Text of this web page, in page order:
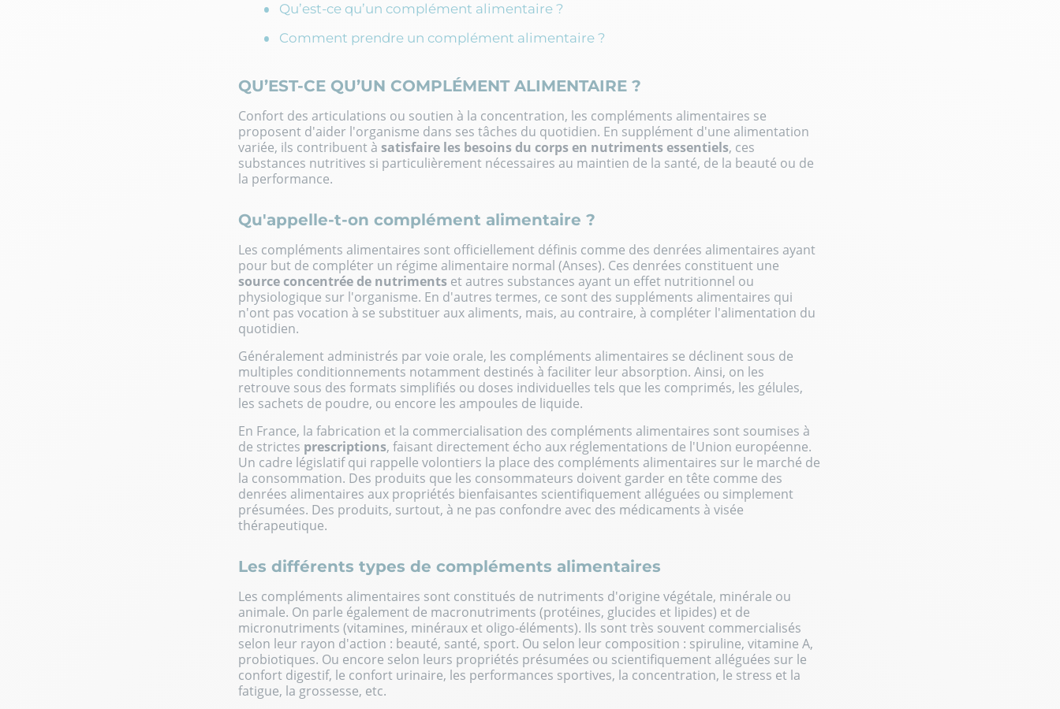
Qu’est-ce qu’un complément alimentaire ?
Comment prendre un complément alimentaire ?
QU’EST-CE QU’UN COMPLÉMENT ALIMENTAIRE ?
Confort des articulations ou soutien à la concentration, les compléments alimentaires se
proposent d'aider l'organisme dans ses tâches du quotidien. En supplément d'une alimentation
variée, ils contribuent à satisfaire les besoins du corps en nutriments essentiels, ces
substances nutritives si particulièrement nécessaires au maintien de la santé, de la beauté ou de
la performance.
Qu'appelle-t-on complément alimentaire ?
Les compléments alimentaires sont officiellement définis comme des denrées alimentaires ayant
pour but de compléter un régime alimentaire normal (Anses). Ces denrées constituent une
source concentrée de nutriments et autres substances ayant un effet nutritionnel ou
physiologique sur l'organisme. En d'autres termes, ce sont des suppléments alimentaires qui
n'ont pas vocation à se substituer aux aliments, mais, au contraire, à compléter l'alimentation du
quotidien.
Généralement administrés par voie orale, les compléments alimentaires se déclinent sous de
multiples conditionnements notamment destinés à faciliter leur absorption. Ainsi, on les
retrouve sous des formats simplifiés ou doses individuelles tels que les comprimés, les gélules,
les sachets de poudre, ou encore les ampoules de liquide.
En France, la fabrication et la commercialisation des compléments alimentaires sont soumises à
de strictes prescriptions, faisant directement écho aux réglementations de l'Union européenne.
Un cadre législatif qui rappelle volontiers la place des compléments alimentaires sur le marché de
la consommation. Des produits que les consommateurs doivent garder en tête comme des
denrées alimentaires aux propriétés bienfaisantes scientifiquement alléguées ou simplement
présumées. Des produits, surtout, à ne pas confondre avec des médicaments à visée
thérapeutique.
Les différents types de compléments alimentaires
Les compléments alimentaires sont constitués de nutriments d'origine végétale, minérale ou
animale. On parle également de macronutriments (protéines, glucides et lipides) et de
micronutriments (vitamines, minéraux et oligo-éléments). Ils sont très souvent commercialisés
selon leur rayon d'action : beauté, santé, sport. Ou selon leur composition : spiruline, vitamine A,
probiotiques. Ou encore selon leurs propriétés présumées ou scientifiquement alléguées sur le
confort digestif, le confort urinaire, les performances sportives, la concentration, le stress et la
fatigue, la grossesse, etc.